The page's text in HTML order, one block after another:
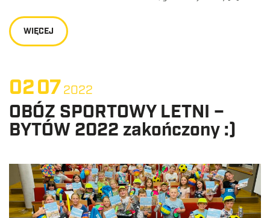
WIĘCEJ
02072022
OBÓZ SPORTOWY LETNI –
BYTÓW 2022 zakończony :)